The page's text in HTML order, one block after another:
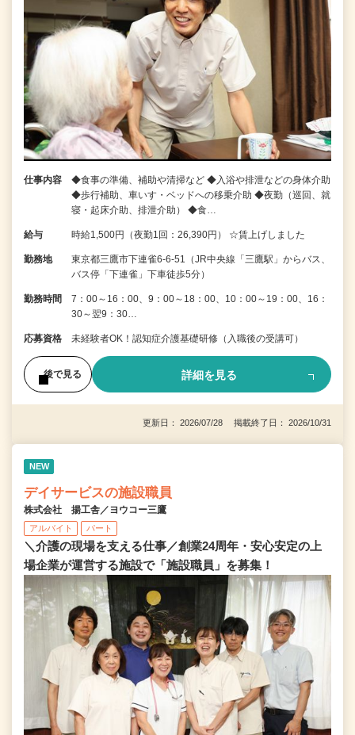
仕事内容
◆食事の準備、補助や清掃など ◆入浴や排泄などの身体介助
◆歩行補助、車いす・ベッドへの移乗介助 ◆夜勤（巡回、就
寝・起床介助、排泄介助） ◆食…
給与 時給1,500円（夜勤1回：26,390円） ☆賃上げしました
勤務地
東京都三鷹市下連雀6‐6‐51（JR中央線「三鷹駅」からバス、
バス停「下連雀」下車徒歩5分）
勤務時間
7：00～16：00、9：00～18：00、10：00～19：00、16：
30～翌9：30…
応募資格 未経験者OK！認知症介護基礎研修（入職後の受講可）
後で見る 詳細を見る
更新日： 2026/07/28 掲載終了日： 2026/10/31
NEW
デイサービスの施設職員
株式会社 揚工舎／ヨウコー三鷹
アルバイト パート
＼介護の現場を支える仕事／創業24周年・安心安定の上
場企業が運営する施設で「施設職員」を募集！